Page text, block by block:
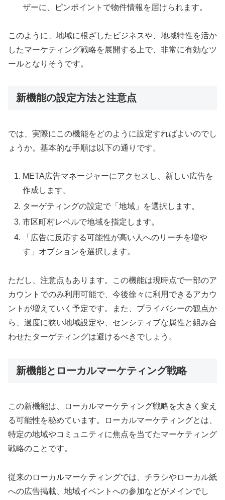
ザーに、ピンポイントで物件情報を届けられます。
このように、地域に根ざしたビジネスや、地域特性を活か
したマーケティング戦略を展開する上で、非常に有効なツ
ールとなりそうです。
新機能の設定方法と注意点
では、実際にこの機能をどのように設定すればよいのでし
ょうか。基本的な手順は以下の通りです。
META広告マネージャーにアクセスし、新しい広告を
作成します。
ターゲティングの設定で「地域」を選択します。
市区町村レベルで地域を指定します。
「広告に反応する可能性が高い人へのリーチを増や
す」オプションを選択します。
ただし、注意点もあります。この機能は現時点で一部のア
カウントでのみ利用可能で、今後徐々に利用できるアカウ
ントが増えていく予定です。また、プライバシーの観点か
ら、過度に狭い地域設定や、センシティブな属性と組み合
わせたターゲティングは避けるべきでしょう。
新機能とローカルマーケティング戦略
この新機能は、ローカルマーケティング戦略を大きく変え
る可能性を秘めています。ローカルマーケティングとは、
特定の地域やコミュニティに焦点を当てたマーケティング
戦略のことです。
従来のローカルマーケティングでは、チラシやローカル紙
への広告掲載、地域イベントへの参加などがメインでし